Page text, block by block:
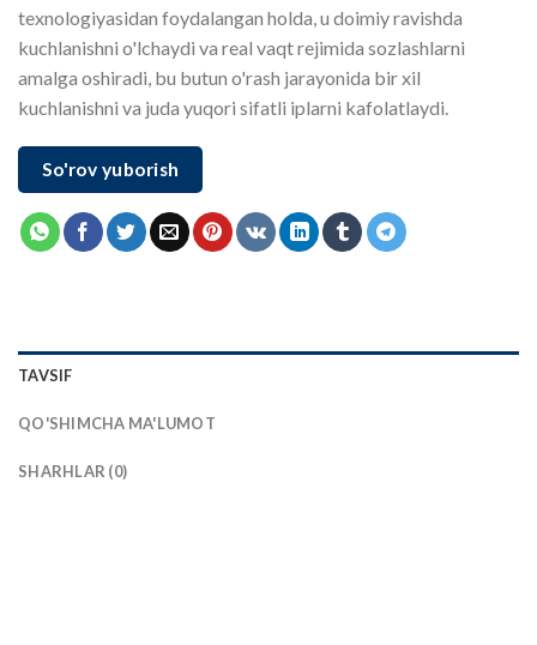
texnologiyasidan foydalangan holda, u doimiy ravishda
kuchlanishni o'lchaydi va real vaqt rejimida sozlashlarni
amalga oshiradi, bu butun o'rash jarayonida bir xil
kuchlanishni va juda yuqori sifatli iplarni kafolatlaydi.
So'rov yuborish
TAVSIF
QO'SHIMCHA MA'LUMOT
SHARHLAR (0)